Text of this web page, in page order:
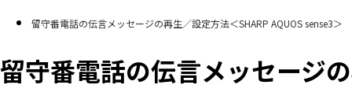
留守番電話の伝言メッセージの再生／設定方法＜SHARP AQUOS sense3＞
留守番電話の伝言メッセージ